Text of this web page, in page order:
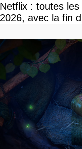
Netflix : toutes
2026, avec la fin